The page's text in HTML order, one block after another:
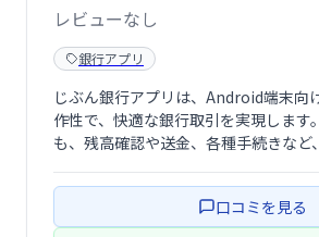
レビューなし
銀行アプリ
じぶん銀行アプリは、Android端末向
作性で、快適な銀行取引を実現します
も、残高確認や送金、各種手続きなど
口コミを見る